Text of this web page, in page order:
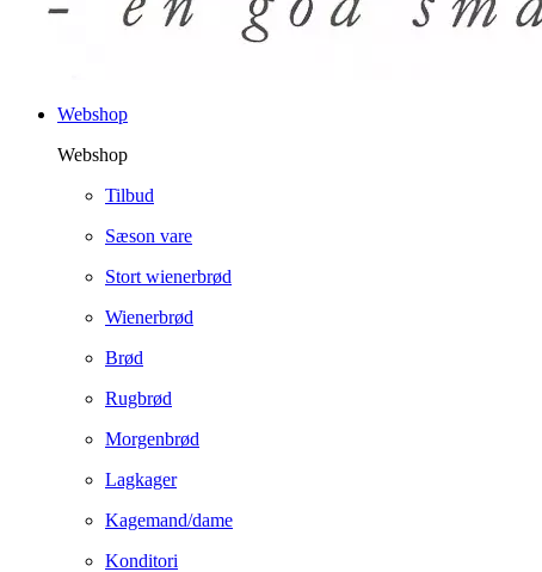
Webshop
Webshop
Tilbud
Sæson vare
Stort wienerbrød
Wienerbrød
Brød
Rugbrød
Morgenbrød
Lagkager
Kagemand/dame
Konditori